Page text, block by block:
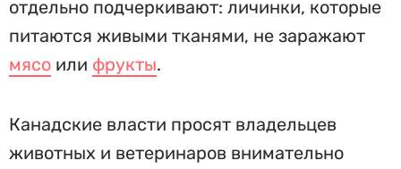
отдельно подчеркивают: личинки, которые
питаются живыми тканями, не заражают
мясо или фрукты.
Канадские власти просят владельцев
животных и ветеринаров внимательно